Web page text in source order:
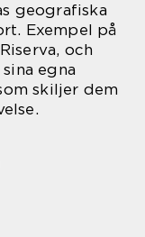
geografiska
Exempel på
och
egna
skiljer dem